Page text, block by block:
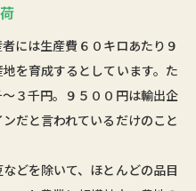
には生産費６０キロあたり９
を育成するとしています。た
３千円。９５００円は輸出企
だと言われているだけのこと
どを除いて、ほとんどの品目